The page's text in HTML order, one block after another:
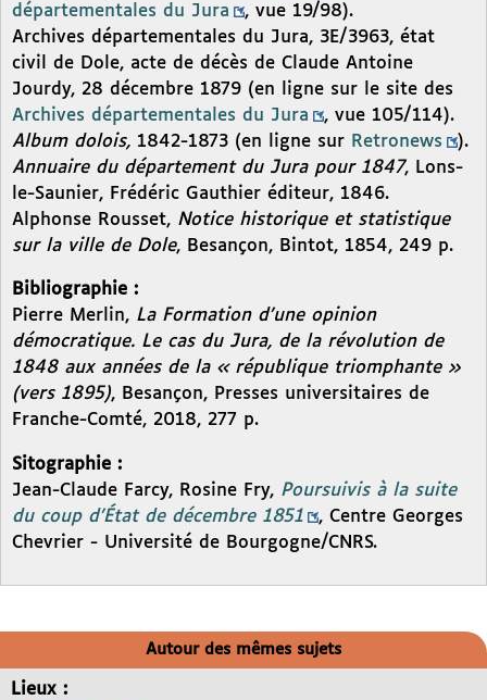
départementales du Jura
, vue 19/98).
Archives départementales du Jura, 3E/3963, état
civil de Dole, acte de décès de Claude Antoine
Jourdy, 28 décembre 1879 (en ligne sur le site des
Archives départementales du Jura
, vue 105/114).
Album dolois, 1842-1873 (en ligne sur Retronews
).
Annuaire du département du Jura pour 1847, Lons-
le-Saunier, Frédéric Gauthier éditeur, 1846.
Alphonse Rousset, Notice historique et statistique
sur la ville de Dole, Besançon, Bintot, 1854, 249 p.
Bibliographie :
Pierre Merlin, La Formation d’une opinion
démocratique. Le cas du Jura, de la révolution de
1848 aux années de la « république triomphante »
(vers 1895), Besançon, Presses universitaires de
Franche-Comté, 2018, 277 p.
Sitographie :
Jean-Claude Farcy, Rosine Fry, Poursuivis à la suite
du coup d’État de décembre 1851
, Centre Georges
Chevrier - Université de Bourgogne/CNRS.
Autour des mêmes sujets
Lieux :